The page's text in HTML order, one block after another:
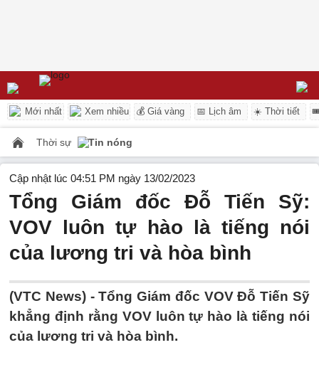
Mới nhất Xem nhiều 💰 Giá vàng 📅 Lịch âm ☀️ Thời tiết
Thời sự Tin nóng
Cập nhật lúc 04:51 PM ngày 13/02/2023
Tổng Giám đốc Đỗ Tiến Sỹ:
VOV luôn tự hào là tiếng nói
của lương tri và hòa bình
(VTC News) -Tổng Giám đốc VOV Đỗ Tiến Sỹ
khẳng định rằng VOV luôn tự hào là tiếng nói
của lương tri và hòa bình.